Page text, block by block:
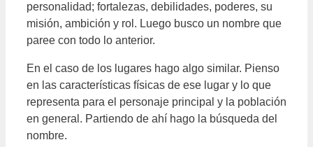
personalidad; fortalezas, debilidades, poderes, su
misión, ambición y rol. Luego busco un nombre que
paree con todo lo anterior.
En el caso de los lugares hago algo similar. Pienso
en las características físicas de ese lugar y lo que
representa para el personaje principal y la población
en general. Partiendo de ahí hago la búsqueda del
nombre.